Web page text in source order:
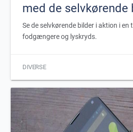
med de selvkørende
Se de selvkørende bilder i aktion i en
fodgængere og lyskryds.
DIVERSE